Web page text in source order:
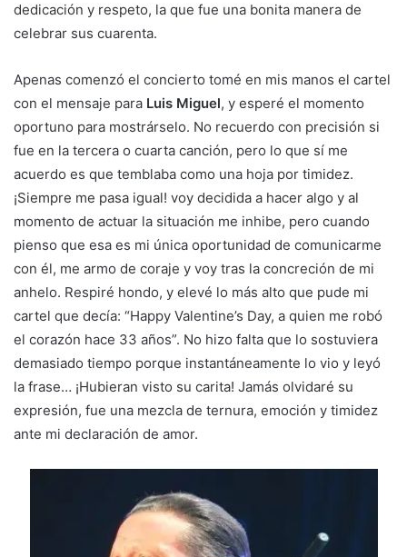
dedicación y respeto, la que fue una bonita manera de
celebrar sus cuarenta.
Apenas comenzó el concierto tomé en mis manos el cartel
con el mensaje para Luis Miguel, y esperé el momento
oportuno para mostrárselo. No recuerdo con precisión si
fue en la tercera o cuarta canción, pero lo que sí me
acuerdo es que temblaba como una hoja por timidez.
¡Siempre me pasa igual! voy decidida a hacer algo y al
momento de actuar la situación me inhibe, pero cuando
pienso que esa es mi única oportunidad de comunicarme
con él, me armo de coraje y voy tras la concreción de mi
anhelo. Respiré hondo, y elevé lo más alto que pude mi
cartel que decía: “Happy Valentine’s Day, a quien me robó
el corazón hace 33 años”. No hizo falta que lo sostuviera
demasiado tiempo porque instantáneamente lo vio y leyó
la frase… ¡Hubieran visto su carita! Jamás olvidaré su
expresión, fue una mezcla de ternura, emoción y timidez
ante mi declaración de amor.